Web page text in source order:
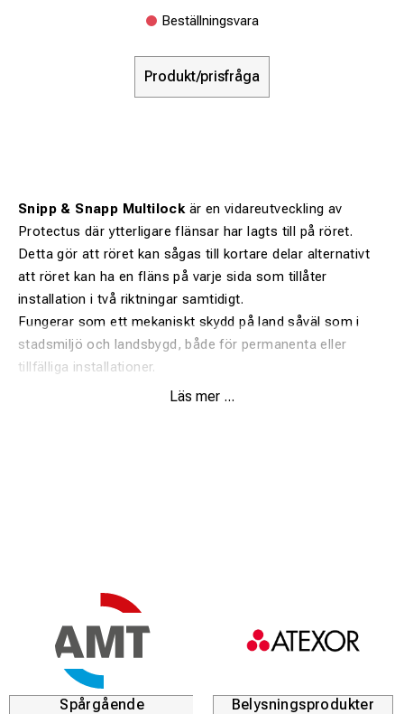
Beställningsvara
Produkt/prisfråga
Snipp & Snapp Multilockär en vidareutveckling av
Protectus där ytterligare flänsar har lagts till på röret.
Detta gör att röret kan sågas till kortare delar alternativt
att röret kan ha en fläns på varje sida som tillåter
installation i två riktningar samtidigt.
Fungerar som ett mekaniskt skydd på land såväl som i
stadsmiljö och landsbygd, både för permanenta eller
tillfälliga installationer.
Lås och gångjärn hindrar halvorna från att separera från
varandra.
Vridbar 15° per meter i valfri riktning möjliggör flexibel
installation.
Läs mer ...
Spårgående
Belysningsprodukter